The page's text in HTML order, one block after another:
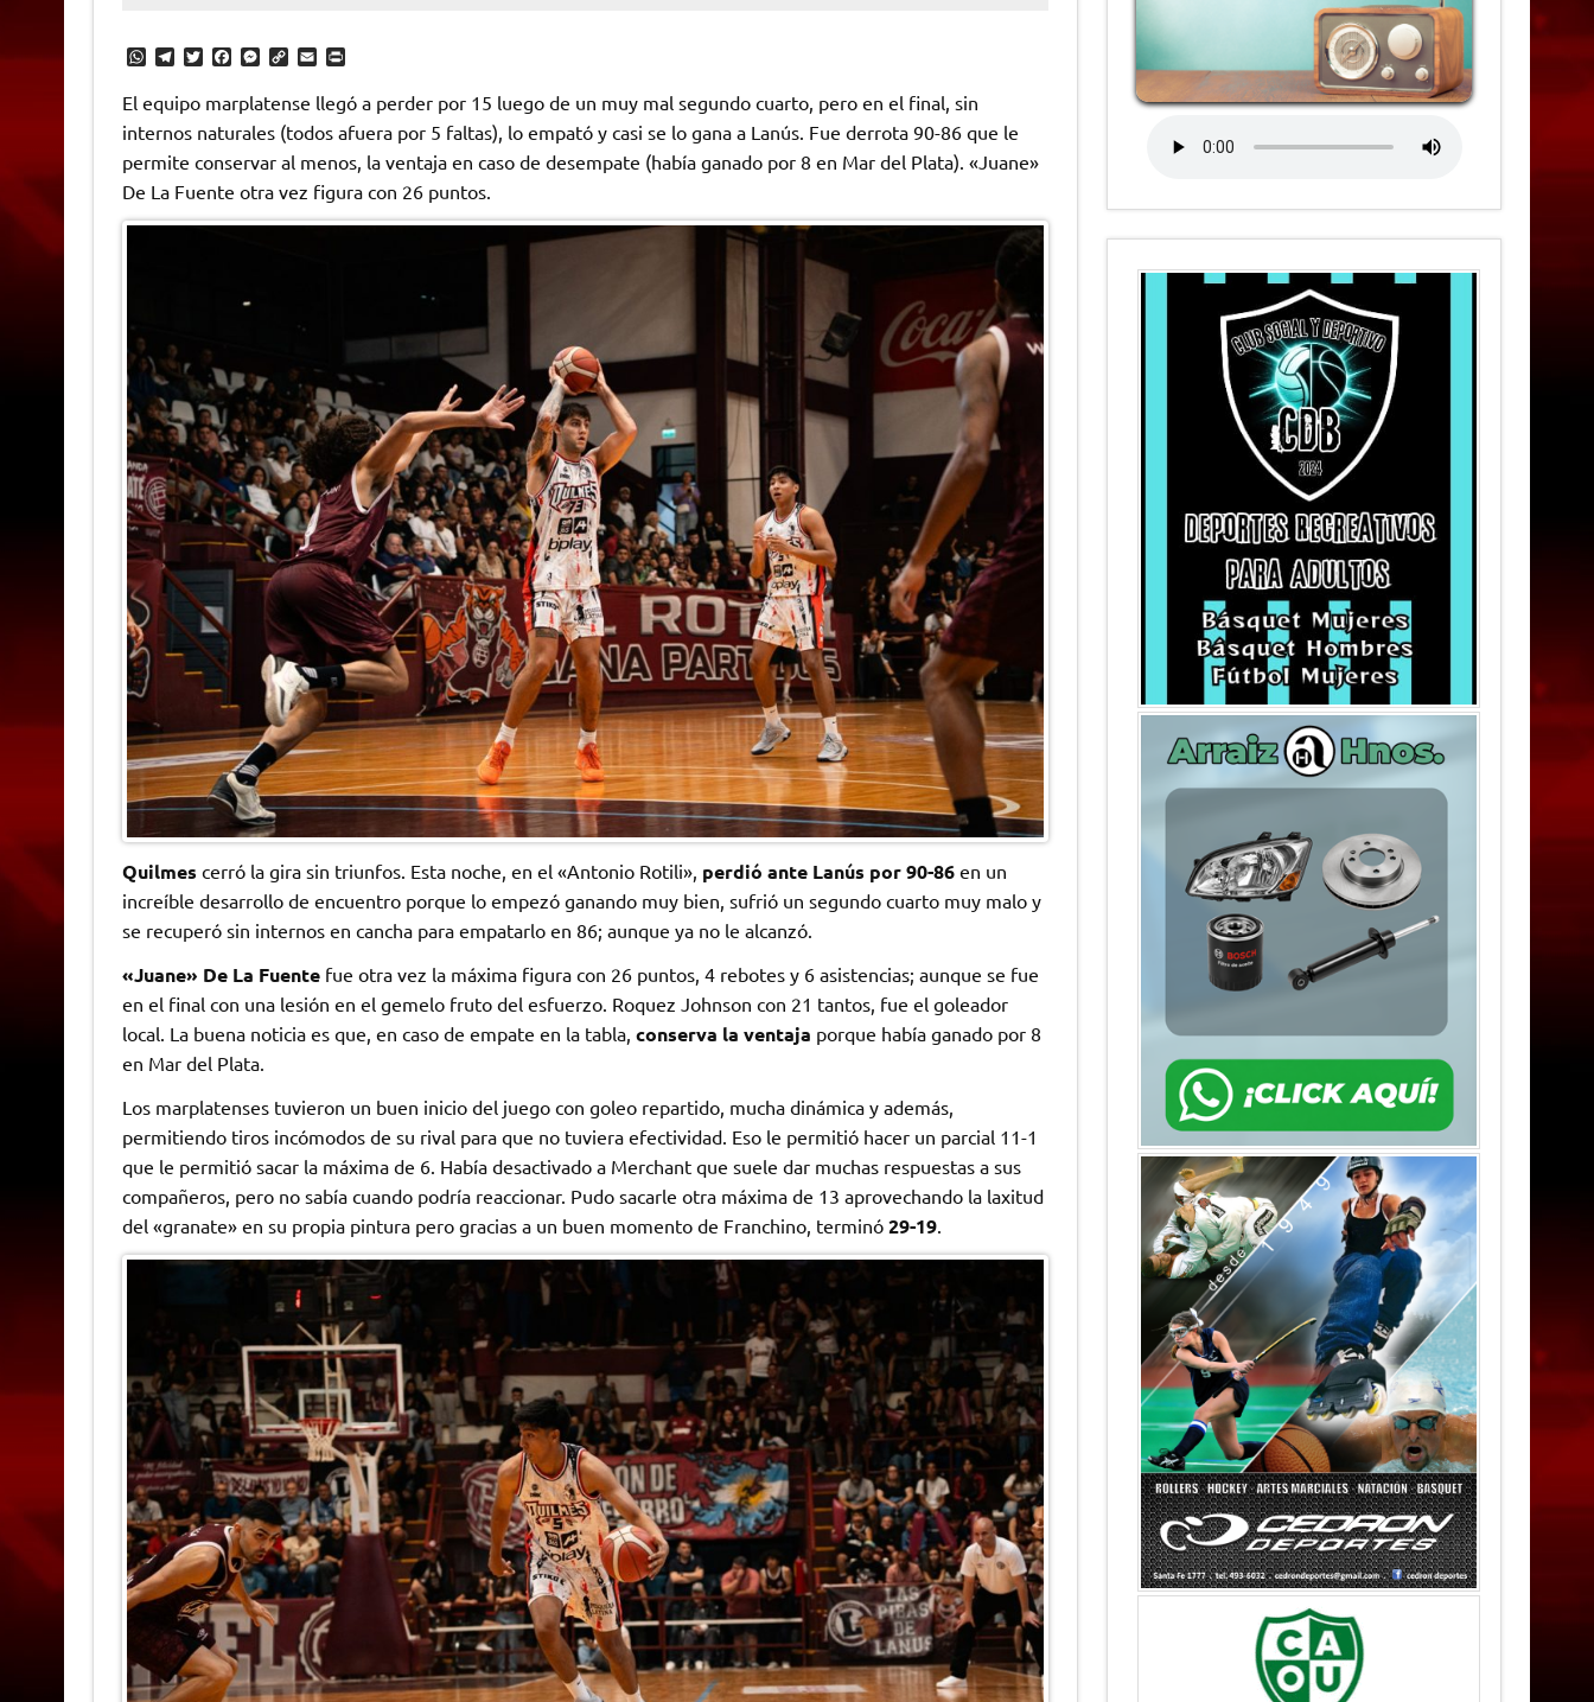
W
t
s
p
p
T
l
e
g
r
a
m
T
t
t
r
F
e
b
o
k
M
s
s
e
g
e
C
y
L
i
n
k
E
a
i
l
P
n
t
r
i
n
El equipo marplatense llegó a perder por 15 luego de un muy mal segundo cuarto, pero en el final, sin
internos naturales (todos afuera por 5 faltas), lo empató y casi se lo gana a Lanús. Fue derrota 90-86 que le
permite conservar al menos, la ventaja en caso de desempate (había ganado por 8 en Mar del Plata). «Juane»
De La Fuente otra vez figura con 26 puntos.
Quilmes cerró la gira sin triunfos. Esta noche, en el «Antonio Rotili», perdió ante Lanús por 90-86en un
increíble desarrollo de encuentro porque lo empezó ganando muy bien, sufrió un segundo cuarto muy malo y
se recuperó sin internos en cancha para empatarlo en 86; aunque ya no le alcanzó.
«Juane» De La Fuentefue otra vez la máxima figura con 26 puntos, 4 rebotes y 6 asistencias; aunque se fue
en el final con una lesión en el gemelo fruto del esfuerzo. Roquez Johnson con 21 tantos, fue el goleador
local. La buena noticia es que, en caso de empate en la tabla, conserva la ventaja porque había ganado por 8
en Mar del Plata.
Los marplatenses tuvieron un buen inicio del juego con goleo repartido, mucha dinámica y además,
permitiendo tiros incómodos de su rival para que no tuviera efectividad. Eso le permitió hacer un parcial 11-1
que le permitió sacar la máxima de 6. Había desactivado a Merchant que suele dar muchas respuestas a sus
compañeros, pero no sabía cuando podría reaccionar. Pudo sacarle otra máxima de 13 aprovechando la laxitud
del «granate» en su propia pintura pero gracias a un buen momento de Franchino, terminó 29-19.